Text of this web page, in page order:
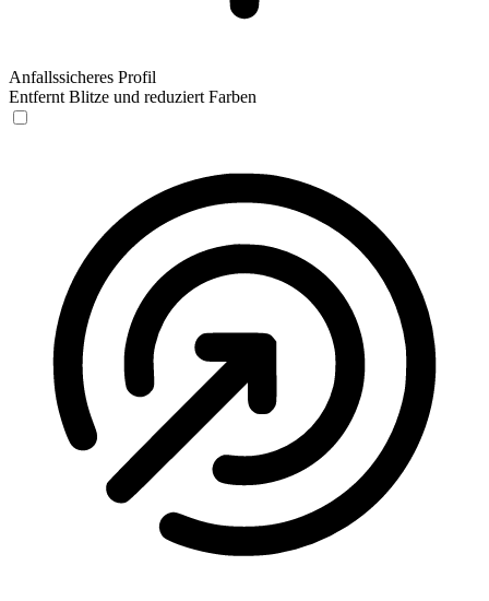
Anfallssicheres Profil
Entfernt Blitze und reduziert Farben